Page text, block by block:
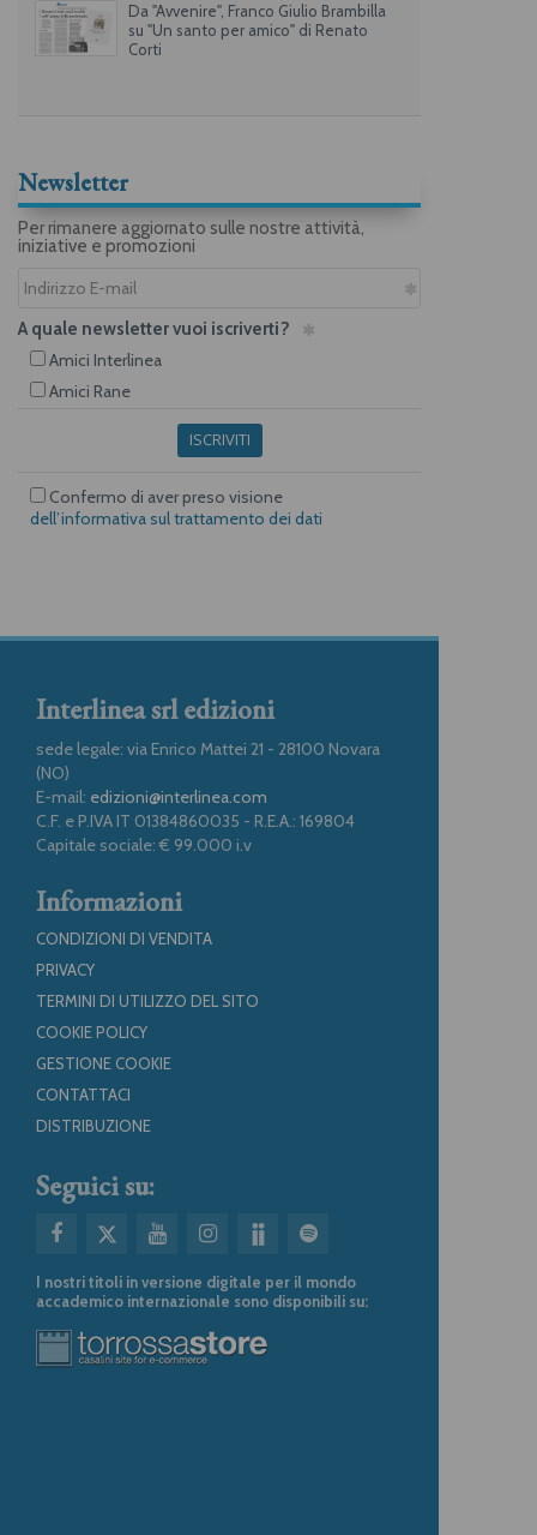
Da "Avvenire", Franco Giulio Brambilla
su "Un santo per amico" di Renato
Corti
Newsletter
Per rimanere aggiornato sulle nostre attività,
iniziative e promozioni
A quale newsletter vuoi iscriverti?
Amici Interlinea
Amici Rane
ISCRIVITI
Confermo di aver preso visione
dell’informativa sul trattamento dei dati
Interlinea srl edizioni
sede legale: via Enrico Mattei 21 - 28100 Novara
(NO)
E-mail: edizioni@interlinea.com
C.F. e P.IVA IT 01384860035 - R.E.A.: 169804
Capitale sociale: € 99.000 i.v
Informazioni
CONDIZIONI DI VENDITA
PRIVACY
TERMINI DI UTILIZZO DEL SITO
COOKIE POLICY
GESTIONE COOKIE
CONTATTACI
DISTRIBUZIONE
Seguici su:
I nostri titoli in versione digitale per il mondo
accademico internazionale sono disponibili su: